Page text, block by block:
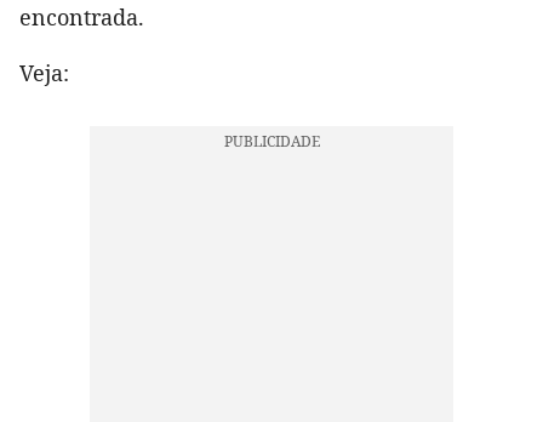
encontrada.
Veja: